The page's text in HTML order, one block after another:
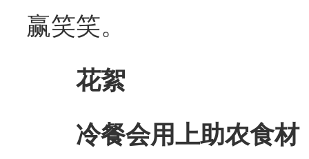
赢笑笑。
花絮
冷餐会用上助农食材